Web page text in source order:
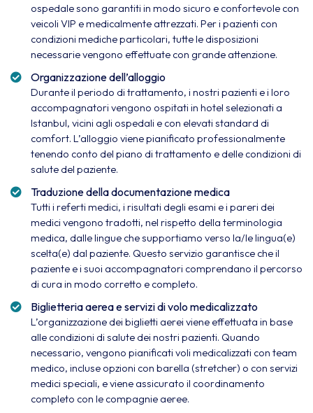
ospedale sono garantiti in modo sicuro e confortevole con
veicoli VIP e medicalmente attrezzati. Per i pazienti con
condizioni mediche particolari, tutte le disposizioni
necessarie vengono effettuate con grande attenzione.
Organizzazione dell’alloggio
Durante il periodo di trattamento, i nostri pazienti e i loro
accompagnatori vengono ospitati in hotel selezionati a
Istanbul, vicini agli ospedali e con elevati standard di
comfort. L’alloggio viene pianificato professionalmente
tenendo conto del piano di trattamento e delle condizioni di
salute del paziente.
Traduzione della documentazione medica
Tutti i referti medici, i risultati degli esami e i pareri dei
medici vengono tradotti, nel rispetto della terminologia
medica, dalle lingue che supportiamo verso la/le lingua(e)
scelta(e) dal paziente. Questo servizio garantisce che il
paziente e i suoi accompagnatori comprendano il percorso
di cura in modo corretto e completo.
Biglietteria aerea e servizi di volo medicalizzato
L’organizzazione dei biglietti aerei viene effettuata in base
alle condizioni di salute dei nostri pazienti. Quando
necessario, vengono pianificati voli medicalizzati con team
medico, incluse opzioni con barella (stretcher) o con servizi
medici speciali, e viene assicurato il coordinamento
completo con le compagnie aeree.